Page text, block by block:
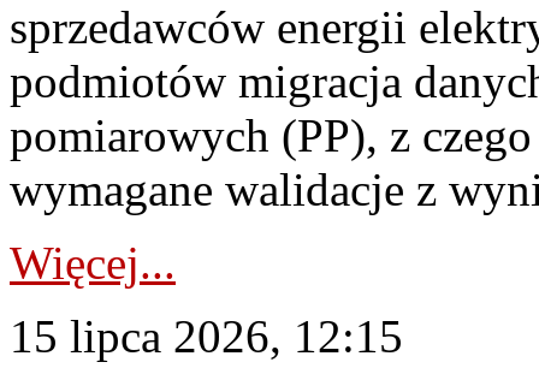
sprzedawców energii
podmiotów migracja
pomiarowych (PP), z
wymagane walidacje z
Więcej...
15 lipca 2026, 12:15